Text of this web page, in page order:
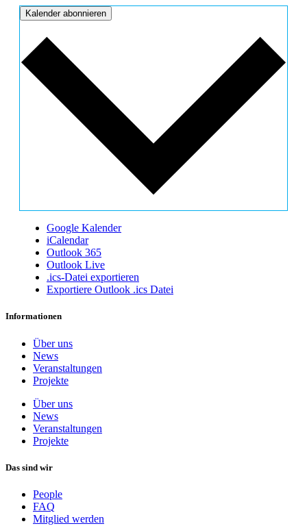
Kalender abonnieren
Google Kalender
iCalendar
Outlook 365
Outlook Live
.ics-Datei exportieren
Exportiere Outlook .ics Datei
Informationen
Über uns
News
Veranstaltungen
Projekte
Über uns
News
Veranstaltungen
Projekte
Das sind wir
People
FAQ
Mitglied werden